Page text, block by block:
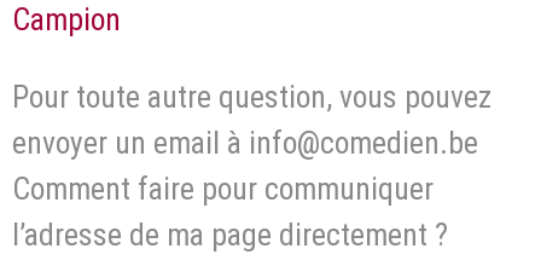
Campion
Pour toute autre question, vous pouvez
envoyer un email à info@comedien.be
Comment faire pour communiquer
l’adresse de ma page directement ?